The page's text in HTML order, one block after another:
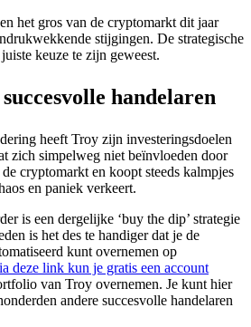
het gros van de cryptomarkt dit jaar
stijgingen. De strategische
keuze te zijn geweest.
handelaren
heeft Troy zijn investeringsdoelen
zich simpelweg niet beïnvloeden door
cryptomarkt en koopt steeds kalmpjes
en paniek verkeert.
is een dergelijke ‘buy the dip’ strategie
is het des te handiger dat je de
kunt overnemen op
deze link kun je gratis een account
van Troy overnemen. Je kunt hier
andere succesvolle handelaren